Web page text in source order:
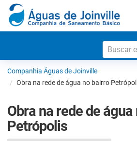
Companhia Águas de Joinville
Obra na rede de água no bairro
Obra na rede de
Petrópolis